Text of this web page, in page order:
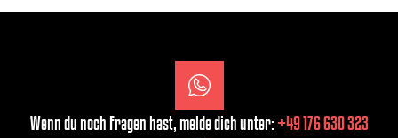
Wenn du noch Fragen hast, melde dich unter:+49 176 630 323